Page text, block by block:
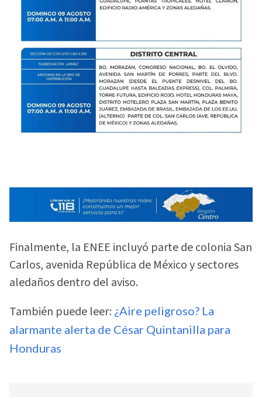
Finalmente, la ENEE incluyó parte de colonia San
Carlos, avenida República de México y sectores
aledaños dentro del aviso.
También puede leer: ¿Aire peligroso? La
alarmante alerta de César Quintanilla para
Honduras